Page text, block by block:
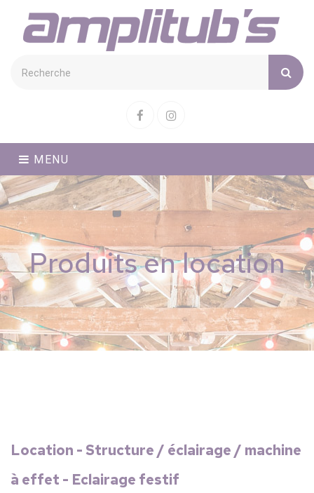
FacebookInstagram
MENU
Produits en location
Location - Structure / éclairage / machine
à effet - Eclairage festif
Cookies management panel